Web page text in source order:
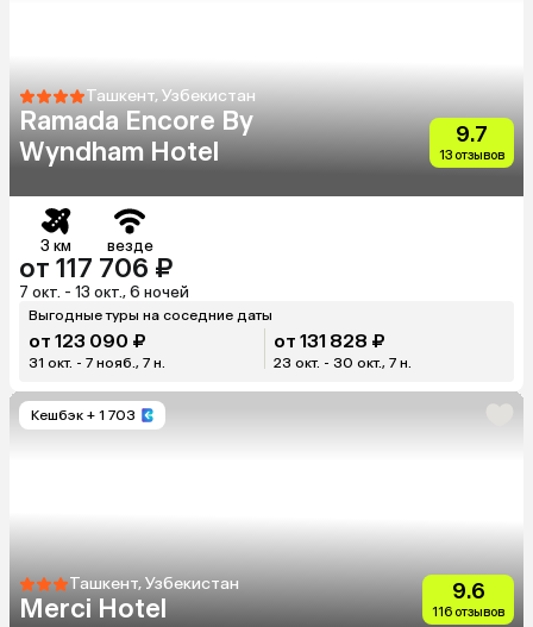
Ташкент, Узбекистан
Ramada Encore By
Wyndham Hotel
9.7
13 отзывов
3 км везде
от 117 706 ₽
7 окт. - 13 окт., 6 ночей
Выгодные туры на соседние даты
от 123 090 ₽
31 окт. - 7 нояб., 7 н.
от 131 828 ₽
23 окт. - 30 окт., 7 н.
Кешбэк + 1 703
Ташкент, Узбекистан
Merci Hotel
9.6
116 отзывов